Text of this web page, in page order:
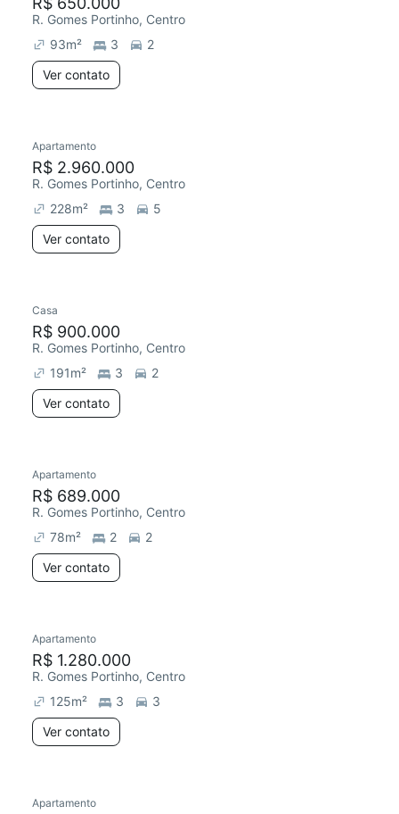
R. Gomes Portinho, Centro
93m² 3
2
Ver contato
Apartamento
R$ 2.960.000
R. Gomes Portinho, Centro
228m² 3
5
Ver contato
Casa
R$ 900.000
R. Gomes Portinho, Centro
191m² 3
2
Ver contato
Apartamento
R$ 689.000
R. Gomes Portinho, Centro
78m² 2
2
Ver contato
Apartamento
R$ 1.280.000
R. Gomes Portinho, Centro
125m² 3
3
Ver contato
Apartamento